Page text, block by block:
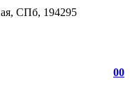
СПб, 194295
00